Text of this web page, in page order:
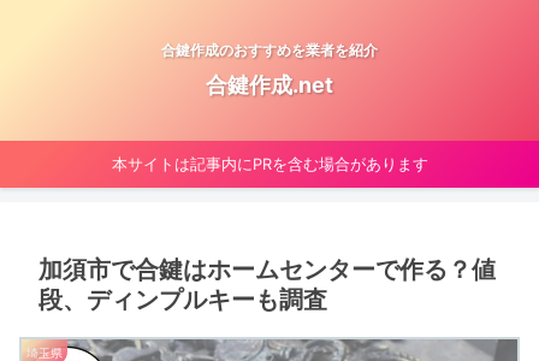
合鍵作成のおすすめを業者を紹介
合鍵作成.net
本サイトは記事内にPRを含む場合があります
加須市で合鍵はホームセンターで作る？値
段、ディンプルキーも調査
埼玉県